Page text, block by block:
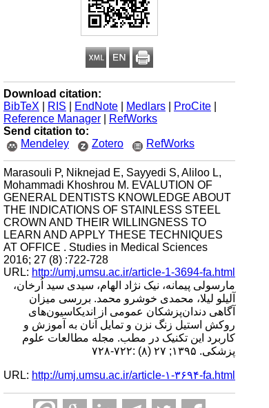
Download citation:
BibTeX
RIS EndNote Medlars ProCite
Reference Manager
RefWorks
Send citation to:
Mendeley
Zotero RefWorks
Marasouli P, Niknejad E, Sayyedi S, Aliloo L,
Mohammadi Khoshrou M. EVALUTION OF
GENERAL DENTISTS KNOWLEDGE ABOUT
THE INDICATIONS OF STAINLESS STEEL
CROWN AND THEIR WILLINGNESS TO
LEARN AND APPLY THESE TECHNIQUES
AT OFFICE . Studies in Medical Sciences
2016; 27 (8) :722-728
URL: http://umj.umsu.ac.ir/article-1-3694-fa.html
مارسولی پیمانه، نیک نژاد الهام، سیدی سید اُرخان،
آلیلو لیلا، محمدی خوشرو محمد. بررسی میزان
آگاهی دندان‌پزشکان عمومی از اندیکاسیون‌های
روکش استیل زنگ نزن و تمایل آنان به آموزش و
کاربرد این تکنیک در مطب. مجله مطالعات علوم
پزشکی. ۱۳۹۵; ۲۷ (۸) :۷۲۲-۷۲۸
URL: http://umj.umsu.ac.ir/article-۱-۳۶۹۴-fa.html